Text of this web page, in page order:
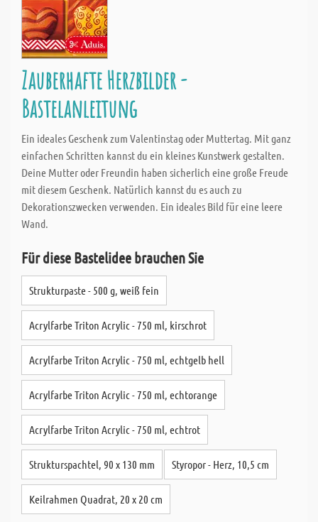
Zauberhafte Herzbilder -
Bastelanleitung
Ein ideales Geschenk zum Valentinstag oder Muttertag. Mit ganz
einfachen Schritten kannst du ein kleines Kunstwerk gestalten.
Deine Mutter oder Freundin haben sicherlich eine große Freude
mit diesem Geschenk. Natürlich kannst du es auch zu
Dekorationszwecken verwenden. Ein ideales Bild für eine leere
Wand.
Für diese Bastelidee brauchen Sie
Strukturpaste - 500 g, weiß fein
Acrylfarbe Triton Acrylic - 750 ml, kirschrot
Acrylfarbe Triton Acrylic - 750 ml, echtgelb hell
Acrylfarbe Triton Acrylic - 750 ml, echtorange
Acrylfarbe Triton Acrylic - 750 ml, echtrot
Strukturspachtel, 90 x 130 mm Styropor - Herz, 10,5 cm
Keilrahmen Quadrat, 20 x 20 cm